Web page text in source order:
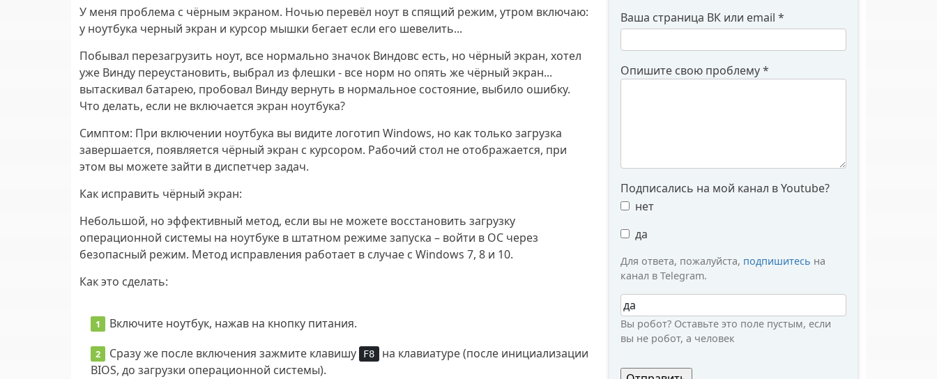
У меня проблема с чёрным экраном. Ночью перевёл ноут в спящий режим, утром включаю:
у ноутбука черный экран и курсор мышки бегает если его шевелить...
Побывал перезагрузить ноут, все нормально значок Виндовс есть, но чёрный экран, хотел
уже Винду переустановить, выбрал из флешки - все норм но опять же чёрный экран...
вытаскивал батарею, пробовал Винду вернуть в нормальное состояние, выбило ошибку.
Что делать, если не включается экран ноутбука?
Симптом: При включении ноутбука вы видите логотип Windows, но как только загрузка
завершается, появляется чёрный экран с курсором. Рабочий стол не отображается, при
этом вы можете зайти в диспетчер задач.
Как исправить чёрный экран:
Небольшой, но эффективный метод, если вы не можете восстановить загрузку
операционной системы на ноутбуке в штатном режиме запуска – войти в ОС через
безопасный режим. Метод исправления работает в случае с Windows 7, 8 и 10.
Как это сделать:
Включите ноутбук, нажав на кнопку питания.
Сразу же после включения зажмите клавишу
F8
на клавиатуре (после инициализации
BIOS, до загрузки операционной системы).
Ваша страница ВК или email *
Опишите свою проблему*
Подписались на мой канал в Youtube?
нет
да
Для ответа, пожалуйста, подпишитесь на
канал в Telegram.
Вы робот?
Вы робот? Оставьте это поле пустым, если
вы не робот, а человек